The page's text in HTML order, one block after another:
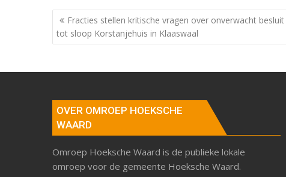
Berichtnavigatie
Fracties stellen kritische vragen over onverwacht besluit
tot sloop Korstanjehuis in Klaaswaal
OVER OMROEP HOEKSCHE
WAARD
Omroep Hoeksche Waard is de publieke lokale
omroep voor de gemeente Hoeksche Waard.